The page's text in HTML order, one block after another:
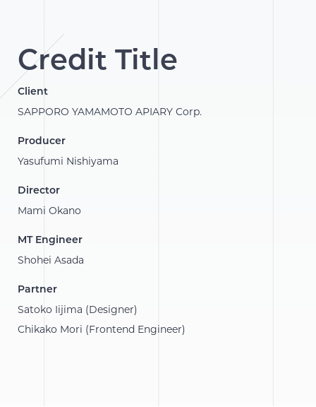
Credit Title
Client
SAPPORO YAMAMOTO APIARY Corp.
Producer
Yasufumi Nishiyama
Director
Mami Okano
MT Engineer
Shohei Asada
Partner
Satoko Iijima (Designer)
Chikako Mori (Frontend Engineer)